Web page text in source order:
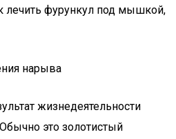
лечить фурункул под мышкой,
нарыва
жизнедеятельности
это золотистый